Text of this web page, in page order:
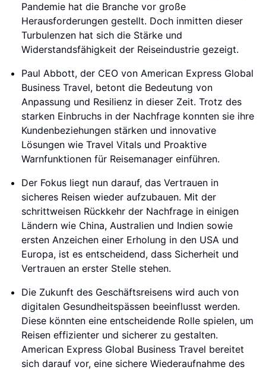
Pandemie hat die Branche vor große
Herausforderungen gestellt. Doch inmitten dieser
Turbulenzen hat sich die Stärke und
Widerstandsfähigkeit der Reiseindustrie gezeigt.
Paul Abbott, der CEO von American Express Global
Business Travel, betont die Bedeutung von
Anpassung und Resilienz in dieser Zeit. Trotz des
starken Einbruchs in der Nachfrage konnten sie ihre
Kundenbeziehungen stärken und innovative
Lösungen wie Travel Vitals und Proaktive
Warnfunktionen für Reisemanager einführen.
Der Fokus liegt nun darauf, das Vertrauen in
sicheres Reisen wieder aufzubauen. Mit der
schrittweisen Rückkehr der Nachfrage in einigen
Ländern wie China, Australien und Indien sowie
ersten Anzeichen einer Erholung in den USA und
Europa, ist es entscheidend, dass Sicherheit und
Vertrauen an erster Stelle stehen.
Die Zukunft des Geschäftsreisens wird auch von
digitalen Gesundheitspässen beeinflusst werden.
Diese könnten eine entscheidende Rolle spielen, um
Reisen effizienter und sicherer zu gestalten.
American Express Global Business Travel bereitet
sich darauf vor, eine sichere Wiederaufnahme des